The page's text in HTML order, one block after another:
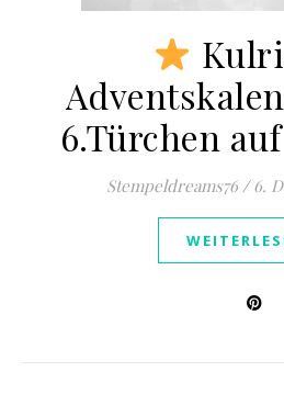
6.Türchen
Stempeldreams76 / 6.